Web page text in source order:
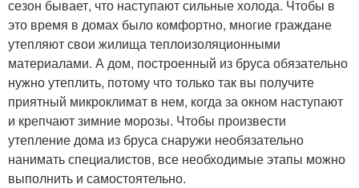
сезон бывает, что наступают сильные холода. Чтобы в
это время в домах было комфортно, многие граждане
утепляют свои жилища теплоизоляционными
материалами. А дом, построенный из бруса обязательно
нужно утеплить, потому что только так вы получите
приятный микроклимат в нем, когда за окном наступают
и крепчают зимние морозы. Чтобы произвести
утепление дома из бруса снаружи необязательно
нанимать специалистов, все необходимые этапы можно
выполнить и самостоятельно.